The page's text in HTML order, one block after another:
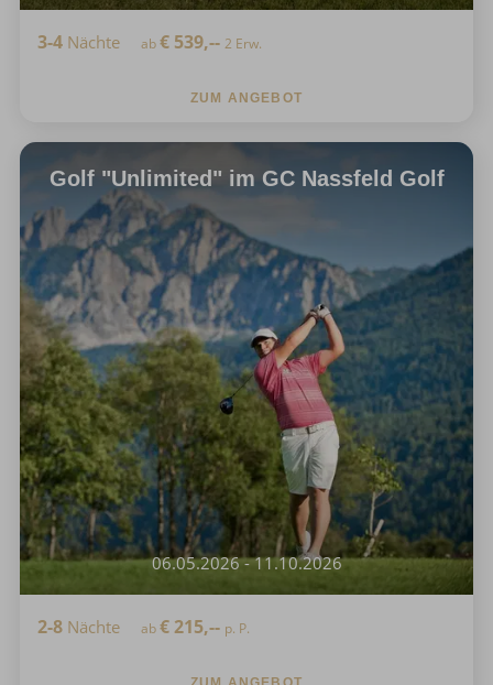
3-4 Nächte ab€ 539,-- 2 Erw.
ZUM ANGEBOT
Golf "Unlimited" im GC Nassfeld Golf
06.05.2026 - 11.10.2026
2-8 Nächte ab€215,-- p. P.